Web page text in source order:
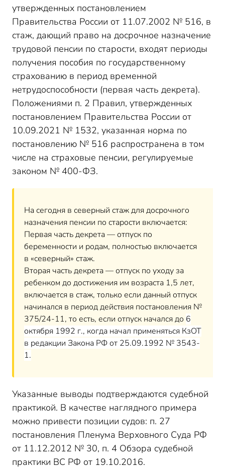
утвержденных постановлением
Правительства России от 11.07.2002 № 516, в
стаж, дающий право на досрочное назначение
трудовой пенсии по старости, входят периоды
получения пособия по государственному
страхованию в период временной
нетрудоспособности (первая часть декрета).
Положениями п. 2 Правил, утвержденных
постановлением Правительства России от
10.09.2021 № 1532, указанная норма по
постановлению № 516 распространена в том
числе на страховые пенсии, регулируемые
законом № 400-ФЗ.
На сегодня в северный стаж для досрочного
назначения пенсии по старости включается:
Первая часть декрета — отпуск по
беременности и родам, полностью включается
в «северный» стаж.
Вторая часть декрета — отпуск по уходу за
ребенком до достижения им возраста 1,5 лет,
включается в стаж, только если данный отпуск
начинался в период действия постановления №
375/24-11, то есть, если отпуск начался до 6
октября 1992 г., когда начал применяться КзОТ
в редакции Закона РФ от 25.09.1992 № 3543-
1.
Указанные выводы подтверждаются судебной
практикой. В качестве наглядного примера
можно привести позиции судов: п. 27
постановления Пленума Верховного Суда РФ
от 11.12.2012 № 30, п. 4 Обзора судебной
практики ВС РФ от 19.10.2016.